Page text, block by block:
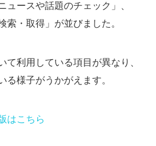
ュースや話題のチェック」、
索・取得」が並びました。
て利用している項目が異なり、
る様子がうかがえます。
はこちら